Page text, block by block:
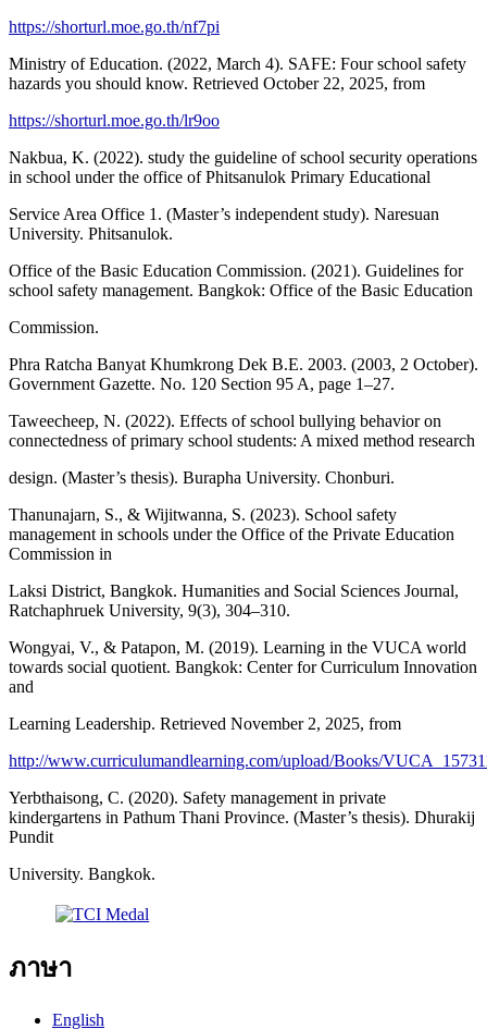
https://shorturl.moe.go.th/nf7pi
Ministry of Education. (2022, March 4). SAFE: Four school safety
hazards you should know. Retrieved October 22, 2025, from
https://shorturl.moe.go.th/lr9oo
Nakbua, K. (2022). study the guideline of school security operations
in school under the office of Phitsanulok Primary Educational
Service Area Office 1. (Master’s independent study). Naresuan
University. Phitsanulok.
Office of the Basic Education Commission. (2021). Guidelines for
school safety management. Bangkok: Office of the Basic Education
Commission.
Phra Ratcha Banyat Khumkrong Dek B.E. 2003. (2003, 2 October).
Government Gazette. No. 120 Section 95 A, page 1–27.
Taweecheep, N. (2022). Effects of school bullying behavior on
connectedness of primary school students: A mixed method research
design. (Master’s thesis). Burapha University. Chonburi.
Thanunajarn, S., & Wijitwanna, S. (2023). School safety
management in schools under the Office of the Private Education
Commission in
Laksi District, Bangkok. Humanities and Social Sciences Journal,
Ratchaphruek University, 9(3), 304–310.
Wongyai, V., & Patapon, M. (2019). Learning in the VUCA world
towards social quotient. Bangkok: Center for Curriculum Innovation
and
Learning Leadership. Retrieved November 2, 2025, from
http://www.curriculumandlearning.com/upload/Books/
Yerbthaisong, C. (2020). Safety management in private
kindergartens in Pathum Thani Province. (Master’s thesis). Dhurakij
Pundit
University. Bangkok.
ภาษา
English